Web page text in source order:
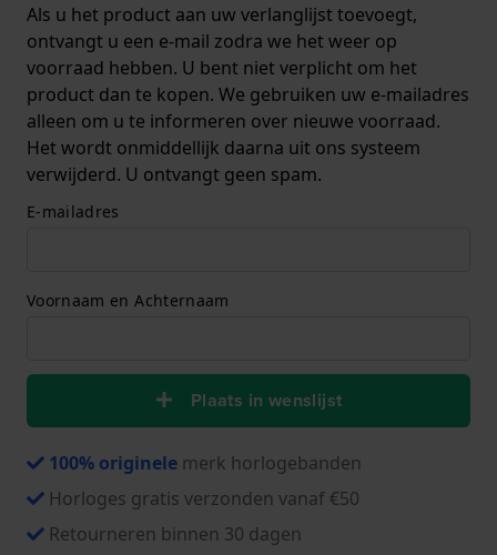
Als u het product aan uw verlanglijst toevoegt,
ontvangt u een e-mail zodra we het weer op
voorraad hebben. U bent niet verplicht om het
product dan te kopen. We gebruiken uw e-mailadres
alleen om u te informeren over nieuwe voorraad.
Het wordt onmiddellijk daarna uit ons systeem
verwijderd. U ontvangt geen spam.
E-mailadres
Voornaam en Achternaam
Plaats in wenslijst
100% originele merk horlogebanden
Horloges gratis verzonden vanaf €50
Retourneren binnen 30 dagen